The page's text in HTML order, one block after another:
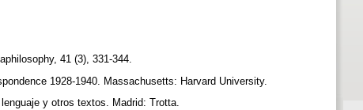
41 (3), 331-344.
1928-1940. Massachusetts: Harvard University.
y otros textos. Madrid: Trotta.